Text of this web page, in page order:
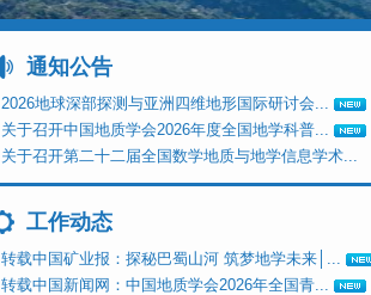
通知公告
2026地球深部探测与亚洲四维地形国际研讨会...
关于召开中国地质学会2026年度全国地学科普...
关于召开第二十二届全国数学地质与地学信息学术...
工作动态
转载中国矿业报：探秘巴蜀山河 筑梦地学未来│...
转载中国新闻网：中国地质学会2026年全国青...